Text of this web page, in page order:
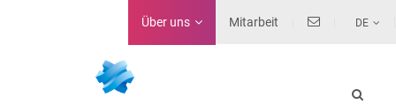
Über uns Mitarbeit DE